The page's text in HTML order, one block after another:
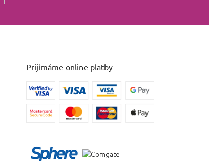
Prijímáme online platby